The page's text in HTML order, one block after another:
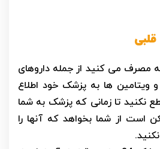
مصرف می کنید از جمله داروهای
ویتامین ها به پزشک خود اطلاع
نکنید تا زمانی که پزشک به شما
است از شما بخواهد که آنها را